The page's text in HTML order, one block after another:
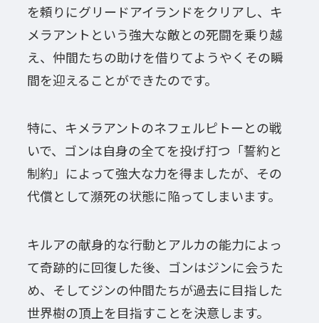
を頼りにグリードアイランドをクリアし、キ
メラアントという強大な敵との死闘を乗り越
え、仲間たちの助けを借りてようやくその瞬
間を迎えることができたのです。
特に、キメラアントのネフェルピトーとの戦
いで、ゴンは自身の全てを投げ打つ「誓約と
制約」によって強大な力を得ましたが、その
代償として瀕死の状態に陥ってしまいます。
キルアの献身的な行動とアルカの能力によっ
て奇跡的に回復した後、ゴンはジンに会うた
め、そしてジンの仲間たちが過去に目指した
世界樹の頂上を目指すことを決意します。